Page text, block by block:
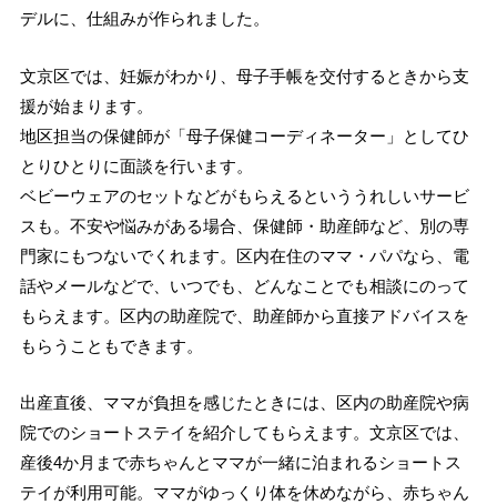
デルに、仕組みが作られました。
文京区では、妊娠がわかり、母子手帳を交付するときから支
援が始まります。
地区担当の保健師が「母子保健コーディネーター」としてひ
とりひとりに面談を行います。
ベビーウェアのセットなどがもらえるといううれしいサービ
スも。不安や悩みがある場合、保健師・助産師など、別の専
門家にもつないでくれます。区内在住のママ・パパなら、電
話やメールなどで、いつでも、どんなことでも相談にのって
もらえます。区内の助産院で、助産師から直接アドバイスを
もらうこともできます。
出産直後、ママが負担を感じたときには、区内の助産院や病
院でのショートステイを紹介してもらえます。文京区では、
産後4か月まで赤ちゃんとママが一緒に泊まれるショートス
テイが利用可能。ママがゆっくり体を休めながら、赤ちゃん